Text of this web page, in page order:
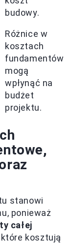
budowy.
Różnice w
kosztach
fundamentów
mogą
wpłynąć na
budżet
projektu.
stanowi
ponieważ
całej
kosztują